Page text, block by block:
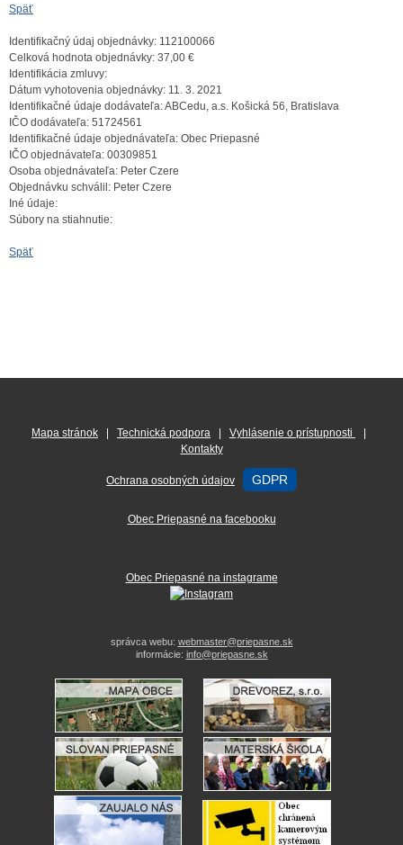
Späť
Identifikačný údaj objednávky: 112100066
Celková hodnota objednávky: 37,00 €
Identifikácia zmluvy:
Dátum vyhotovenia objednávky: 11. 3. 2021
Identifikačné údaje dodávateľa:ABCedu, a.s. Košická 56, Bratislava
IČO dodávateľa: 51724561
Identifikačné údaje objednávateľa: Obec Priepasné
IČO objednávateľa: 00309851
Osoba objednávateľa: Peter Czere
Objednávku schválil: Peter Czere
Iné údaje:
Súbory na stiahnutie:
Späť
Mapa stránok Technická podpora Vyhlásenie o prístupnosti
Kontakty
Ochrana osobných údajov GDPR
Obec Priepasné na facebooku
Obec Priepasné na instagrame
správca webu: webmaster@priepasne.sk
informácie: info@priepasne.sk